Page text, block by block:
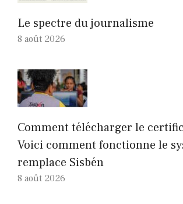
Le spectre du journalisme
8 août 2026
Comment télécharger le
Voici comment fonctionne le
remplace Sisbén
8 août 2026